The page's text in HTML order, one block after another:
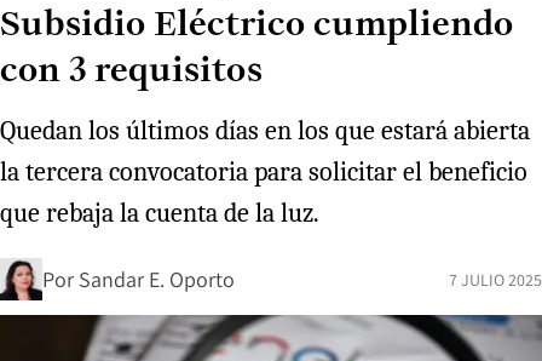
Subsidio Eléctrico cumpliendo
con 3 requisitos
Quedan los últimos días en los que estará abierta
la tercera convocatoria para solicitar el beneficio
que rebaja la cuenta de la luz.
Por Sandar E. Oporto 7 JULIO 2025